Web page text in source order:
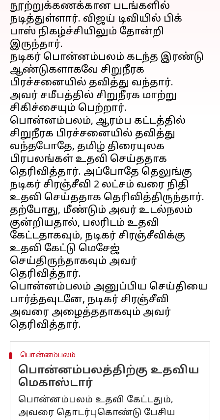
நூற்றுக்கணக்கான படங்களில்
நடித்துள்ளார். விஜய் டிவியில் பிக்
பாஸ் நிகழ்ச்சியிலும் தோன்றி
இருந்தார்.
நடிகர் பொன்னம்பலம் கடந்த இரண்டு
ஆண்டுகளாகவே சிறுநீரக
பிரச்சனையில் தவித்து வந்தார்.
அவர் சமீபத்தில் சிறுநீரக மாற்று
சிகிச்சையும் பெற்றார்.
பொன்னம்பலம், ஆரம்ப கட்டத்தில்
சிறுநீரக பிரச்சனையில் தவித்து
வந்தபோதே, தமிழ் திரையுலக
பிரபலங்கள் உதவி செய்ததாக
தெரிவித்தார். அப்போதே தெலுங்கு
நடிகர் சிரஞ்சீவி 2 லட்சம் வரை நிதி
உதவி செய்ததாக தெரிவித்திருந்தார்.
தற்போது, மீண்டும் அவர் உடல்நலம்
குன்றியதால், பலரிடம் உதவி
கேட்டதாகவும், நடிகர் சிரஞ்சீவிக்கு
உதவி கேட்டு மெசேஜ்
செய்திருந்தாகவும் அவர்
தெரிவித்தார்.
பொன்னம்பலம் அனுப்பிய செய்தியை
பார்த்தவுடனே, நடிகர் சிரஞ்சீவி
அவரை அழைத்ததாகவும் அவர்
பொன்னம்பலம்
பொன்னம்பலத்திற்கு உதவிய
மெகாஸ்டார்
பொன்னம்பலம் உதவி கேட்டதும்,
அவரை தொடர்புகொண்டு பேசிய